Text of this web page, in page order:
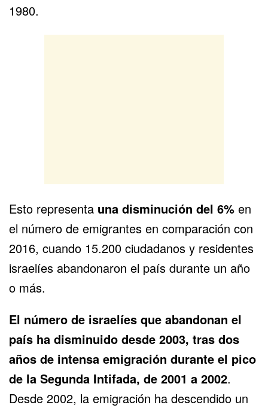
1980.
Esto representa una disminución del 6% en
el número de emigrantes en comparación con
2016, cuando 15.200 ciudadanos y residentes
israelíes abandonaron el país durante un año
o más.
El número de israelíes que abandonan el
país ha disminuido desde 2003, tras dos
años de intensa emigración durante el pico
de la Segunda Intifada, de 2001 a 2002.
Desde 2002, la emigración ha descendido un